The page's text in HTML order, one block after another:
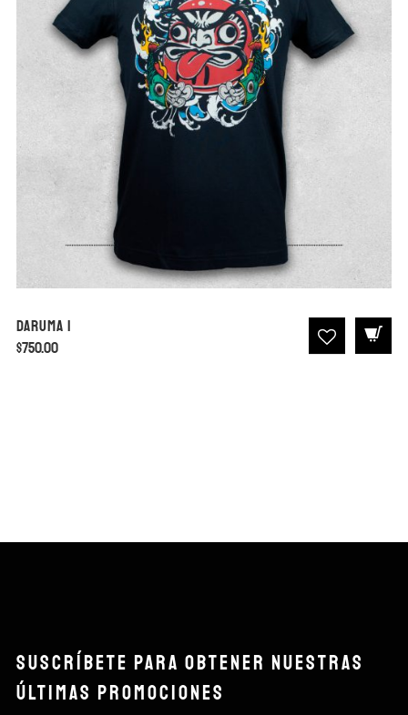
Daruma I
$750.00
SUSCRÍBETE PARA OBTENER NUESTRAS
ÚLTIMAS PROMOCIONES